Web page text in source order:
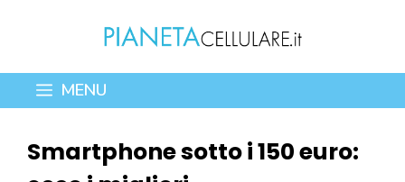
contenuto
MENU
Smartphone sotto i 150 euro: